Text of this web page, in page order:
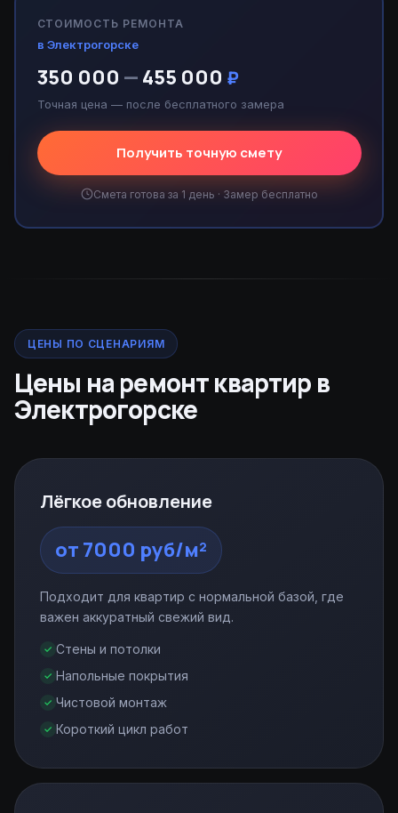
СТОИМОСТЬ РЕМОНТА
в Электрогорске
350 000 — 455 000 ₽
Точная цена — после бесплатного замера
Получить точную смету
Смета готова за 1 день · Замер бесплатно
ЦЕНЫ ПО СЦЕНАРИЯМ
Цены на ремонт квартир в
Электрогорске
Лёгкое обновление
от 7000 руб/м²
Подходит для квартир с нормальной базой, где
важен аккуратный свежий вид.
Стены и потолки
Напольные покрытия
Чистовой монтаж
Короткий цикл работ